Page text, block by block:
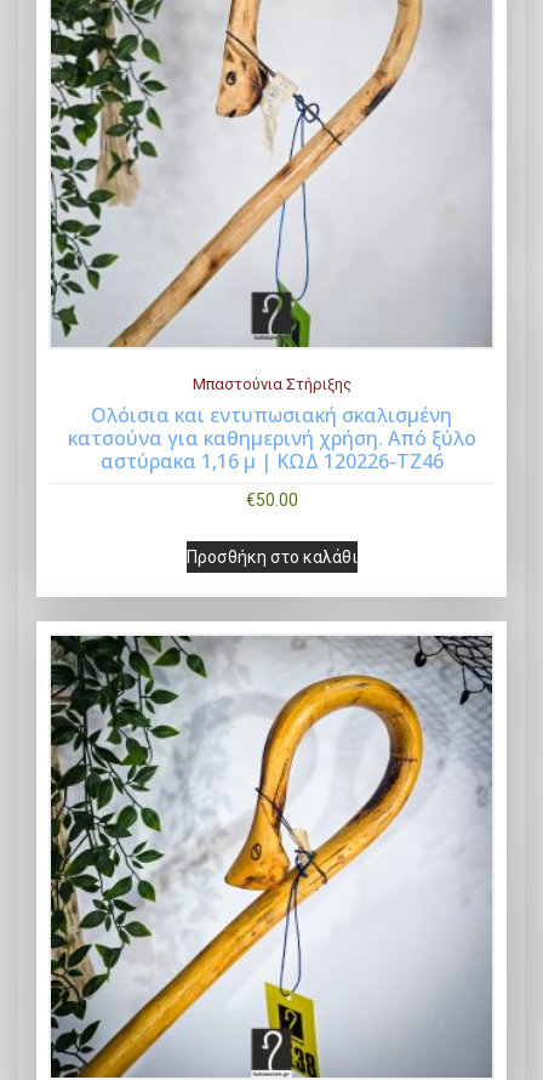
Buy Now
Μπαστούνια Στήριξης
Ολόισια και εντυπωσιακή σκαλισμένη
κατσούνα για καθημερινή χρήση. Από ξύλο
αστύρακα 1,16 μ | ΚΩΔ 120226-ΤΖ46
€50.00
Προσθήκη στο καλάθι